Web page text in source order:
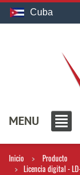
Cuba
MENU
Inicio
Producto
Licencia digital -